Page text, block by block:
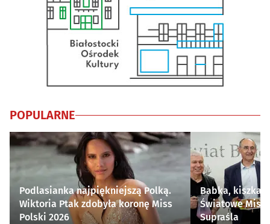
POPULARNE
Podlasianka najpiękniejszą Polką.
Wiktoria Ptak zdobyła koronę Miss
Polski 2026
Babka, kiszka i
Światowe
Supraśla